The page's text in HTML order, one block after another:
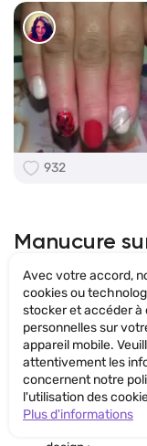
932
Manucure
Les ongles courts
ornés avec n'importe
Une manucure
ongles courts.
une tendance
ongles d'un
Aujourd'hui, on
réaliser une jolie
Avec votre accord,
cookies ou
stocker et accéder à
personnelles sur
appareil mobile.
attentivement les
concernent notre
l'utilisation des
Plus d'informations